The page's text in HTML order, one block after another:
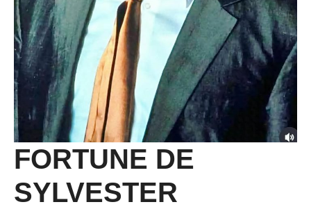
FORTUNE DE
SYLVESTER